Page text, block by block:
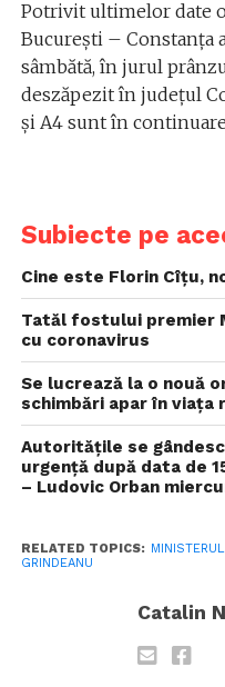
Potrivit ultimelor date
Bucureşti – Constanţa
sâmbătă, în jurul
deszăpezit în judeţul
şi A4 sunt în
Subiecte pe
Cine este Florin Cîţu,
Tatăl fostului premier
cu coronavirus
Se lucrează la o nouă
schimbări apar în viața
Autoritățile se
urgență după data de
– Ludovic Orban
RELATED TOPICS:
GRINDEANU
Catalin